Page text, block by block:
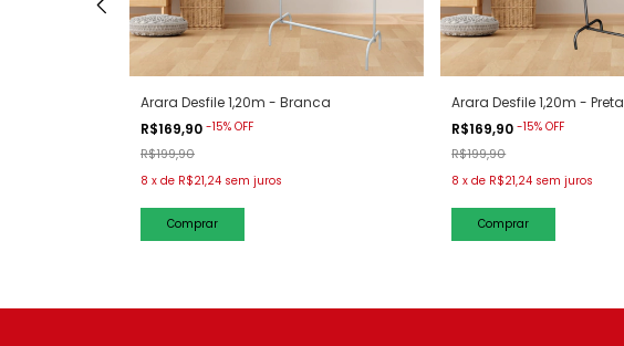
Arara Desfile 1,20m - Branca
R$169,90 -15% OFF
R$199,90
8 x de R$21,24 sem juros
Arara Desfile 1,20m - Preta
R$169,90-15%OFF
R$199,90
8 xde R$21,24 sem juros